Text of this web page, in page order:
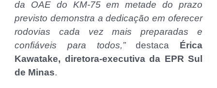
da OAE do KM-75 em metade do prazo
previsto demonstra a dedicação em oferecer
rodovias cada vez mais preparadas e
confiáveis para todos,”destaca Érica
Kawatake, diretora-executiva da EPR Sul
de Minas.